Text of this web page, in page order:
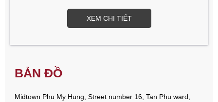
XEM CHI TIẾT
BẢN ĐỒ
Midtown Phu My Hung, Street number 16, Tan Phu ward,